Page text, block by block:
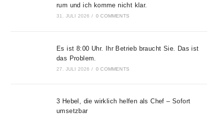
rum und ich komme nicht klar.
31. JULI 2026 / 0 COMMENTS
Es ist 8:00 Uhr. Ihr Betrieb braucht Sie. Das ist
das Problem.
27. JULI 2026 / 0 COMMENTS
3 Hebel, die wirklich helfen als Chef – Sofort
umsetzbar